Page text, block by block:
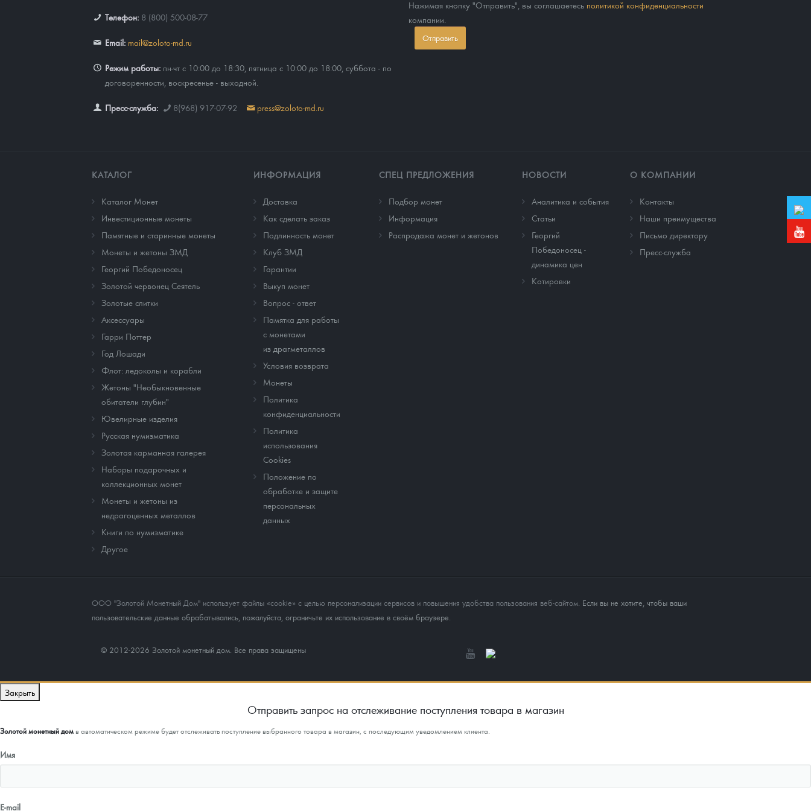
Наборы подарочных и коллекционных монет
Монеты и жетоны из недрагоценных металлов
Книги по нумизматике
Телефон: 8 (800) 500-08-77
Email: mail@zoloto-md.ru
Режим работы: пн-чт с 10:00 до 18:30, пятница с 10:00 до 18:00, суббота - по
договоренности, воскресенье - выходной.
Пресс-служба: 8(968) 917-07-92 press@zoloto-md.ru
Нажимая кнопку "Отправить", вы соглашаетесь политикой конфиденциальности
компании.
Отправить
КАТАЛОГ
Каталог Монет
Инвестиционные монеты
Памятные и старинные монеты
Монеты и жетоны ЗМД
Георгий Победоносец
Золотой червонец Сеятель
Золотые слитки
Аксессуары
Гарри Поттер
Год Лошади
Флот: ледоколы и корабли
Жетоны "Необыкновенные
обитатели глубин"
Ювелирные изделия
Русская нумизматика
Золотая карманная галерея
Наборы подарочных и
коллекционных монет
Монеты и жетоны из
недрагоценных металлов
Книги по нумизматике
Другое
ИНФОРМАЦИЯ
Доставка
Как сделать заказ
Подлинность монет
Клуб ЗМД
Гарантии
Выкуп монет
Вопрос - ответ
Памятка для работы
с монетами
из драгметаллов
Условия возврата
Монеты
Политика
конфиденциальности
Политика
использования
Cookies
Положение по
обработке и защите
персональных
данных
СПЕЦ ПРЕДЛОЖЕНИЯ
Подбор монет
Информация
Распродажа монет и жетонов
НОВОСТИ
Аналитика и события
Cтатьи
Георгий
Победоносец -
динамика цен
Котировки
О КОМПАНИИ
Контакты
Наши преимущества
Письмо директору
Пресс-служба
ООО "Золотой Монетный Дом" использует файлы «cookie» с целью персонализации сервисов и повышения удобства пользования веб-сайтом. Если вы не хотите, чтобы ваши
пользовательские данные обрабатывались, пожалуйста, ограничьте их использование в своём браузере.
© 2012-2026 Золотой монетный дом. Все права защищены
Закрыть
Отправить запрос на отслеживание поступления товара в магазин
Золотой монетный домв автоматическом режиме будет отслеживать поступление выбранного товара в магазин, с последующим уведомлением клиента.
Имя
E-mail